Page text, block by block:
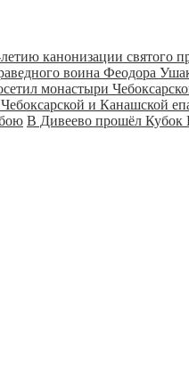
воина Феодора
и Канашской
В Дивеево прошёл Кубок